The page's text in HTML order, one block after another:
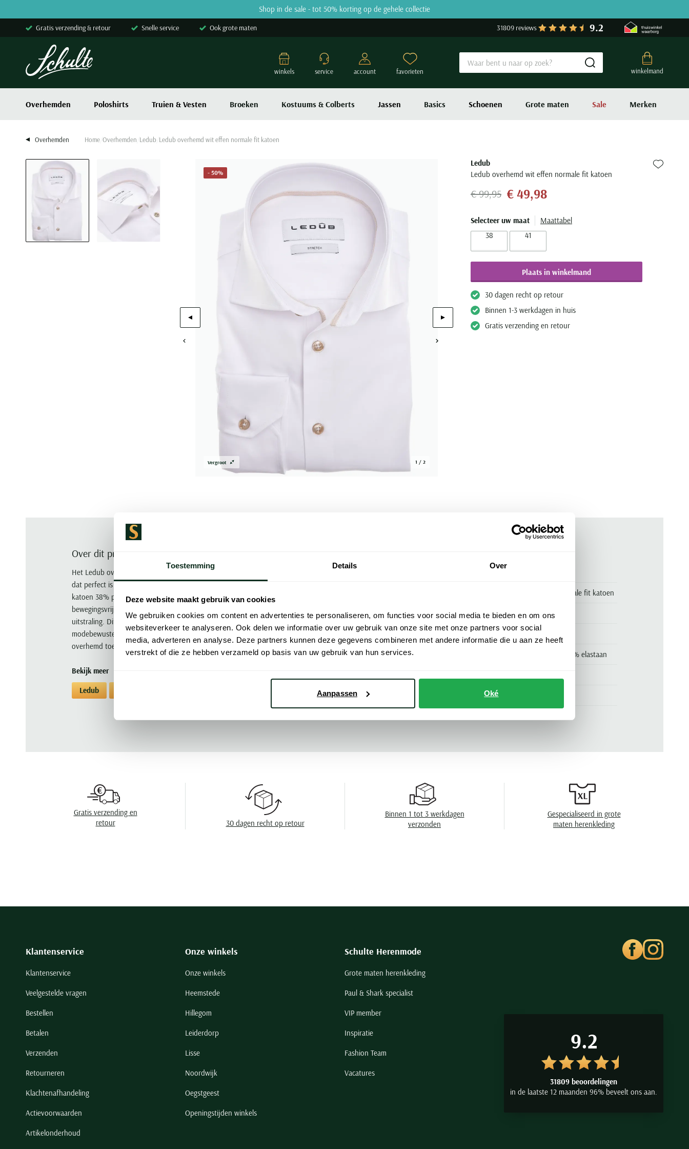
Toestemming Details Over
Deze website maakt gebruik van cookies
We gebruiken cookies om content en advertenties te personaliseren, om functies voor social media te bieden en om ons
websiteverkeer te analyseren. Ook delen we informatie over uw gebruik van onze site met onze partners voor social
media, adverteren en analyse. Deze partners kunnen deze gegevens combineren met andere informatie die u aan ze heeft
verstrekt of die ze hebben verzameld op basis van uw gebruik van hun services.
Aanpassen Oké
Shop in de sale - tot 50% korting op de gehele collectie
Gratis verzending & retour Snelle service Ook grote maten 31809 reviews 9.2
winkelmand
Submit search
Overhemden Poloshirts Truien & Vesten Broeken Kostuums & Colberts Jassen Basics Schoenen Grote maten Sale Merken
winkels service account favorieten
Overhemden Home Overhemden Ledub Ledub overhemd wit effen normale fit katoen
Vergroot 1 / 2
- 50%
Ledub
Ledub overhemd wit effen normale fit katoen
Zet bij
€ 99,95 € 49,98
Selecteer uw maat
Maattabel
38
41
Plaats in winkelmand
30 dagen recht op retour
Binnen 1-3 werkdagen in huis
Gratis verzending en retour
Over dit product
Het Ledub overhemd wit effen normale fit is een stijlvol en comfortabel business overhemd
dat perfect is voor elke zakelijke gelegenheid. Gemaakt van een hoogwaardige mix van 53%
katoen 38% polyester en 5% elastaan biedt dit overhemd een uitstekende pasvorm en
bewegingsvrijheid. De wide spread boord en enkele manchet geven het een moderne
uitstraling. Dit Ledub Modern Fit New overhemd met lange mouwen is ideaal voor de
modebewuste professional die waarde hecht aan kwaliteit en stijl. Voeg dit veelzijdige
overhemd toe aan je garderobe.
Bekijk meer
Ledub
Ledub overhemd wit effen normale fit katoen
Merk Ledub
Lijn Ledub Modern Fit
Materiaal 53% katoen, 38% polyester en 5% elastaan
Borstzak
Manchet
Gratis verzending en
retour
30 dagen recht op retour
Binnen 1 tot 3 werkdagen
verzonden
Gespecialiseerd in grote
maten herenkleding
Klantenservice
Klantenservice
Veelgestelde vragen
Bestellen
Betalen
Verzenden
Retourneren
Klachtenafhandeling
Actievoorwaarden
Artikelonderhoud
Onze winkels
Onze winkels
Heemstede
Hillegom
Leiderdorp
Lisse
Noordwijk
Oegstgeest
Openingstijden winkels
Schulte Herenmode
Grote maten herenkleding
Paul & Shark specialist
VIP member
Inspiratie
Fashion Team
Vacatures
9.2
31809 beoordelingen
in de laatste 12 maanden 96% beveelt ons aan.